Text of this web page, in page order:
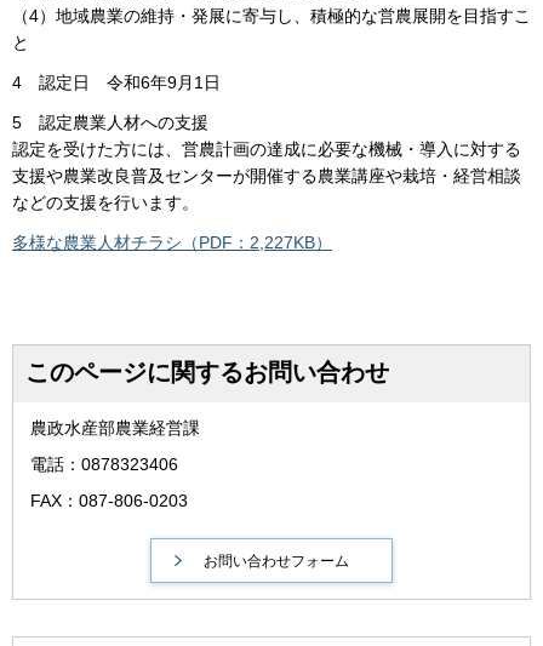
（4）地域農業の維持・発展に寄与し、積極的な営農展開を目指すこ
と
4 認定日 令和6年9月1日
5 認定農業人材への支援
認定を受けた方には、営農計画の達成に必要な機械・導入に対する
支援や農業改良普及センターが開催する農業講座や栽培・経営相談
などの支援を行います。
多様な農業人材チラシ（PDF：2,227KB）
このページに関するお問い合わせ
農政水産部農業経営課
電話：0878323406
FAX：087-806-0203